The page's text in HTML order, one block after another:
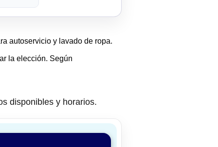
autoservicio y lavado de ropa.
la elección. Según
disponibles y horarios.